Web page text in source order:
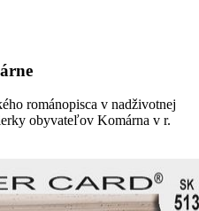
románopisca v nadživotnej
obyvateľov Komárna v r.